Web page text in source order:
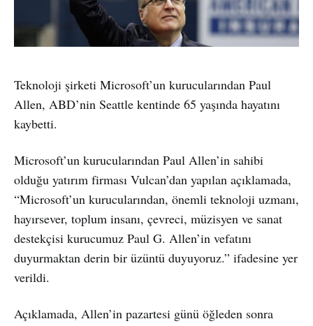
Teknoloji şirketi Microsoft’un kurucularından Paul
Allen, ABD’nin Seattle kentinde 65 yaşında hayatını
kaybetti.
Microsoft’un kurucularından Paul Allen’in sahibi
olduğu yatırım firması Vulcan’dan yapılan açıklamada,
“Microsoft’un kurucularından, önemli teknoloji uzmanı,
hayırsever, toplum insanı, çevreci, müzisyen ve sanat
destekçisi kurucumuz Paul G. Allen’in vefatını
duyurmaktan derin bir üzüntü duyuyoruz.” ifadesine yer
verildi.
Açıklamada, Allen’in pazartesi günü öğleden sonra